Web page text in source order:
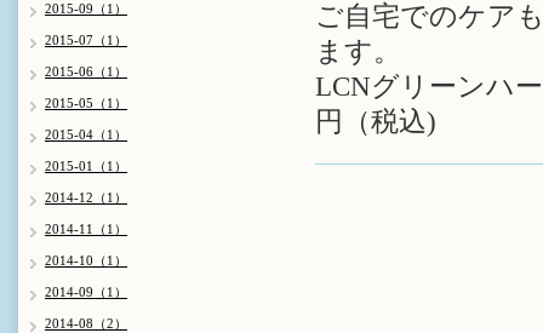
ご自宅でのケア
ます。
LCNグリーンハ
円（税込)
2015-09（1）
2015-07（1）
2015-06（1）
2015-05（1）
2015-04（1）
2015-01（1）
2014-12（1）
2014-11（1）
2014-10（1）
2014-09（1）
2014-08（2）